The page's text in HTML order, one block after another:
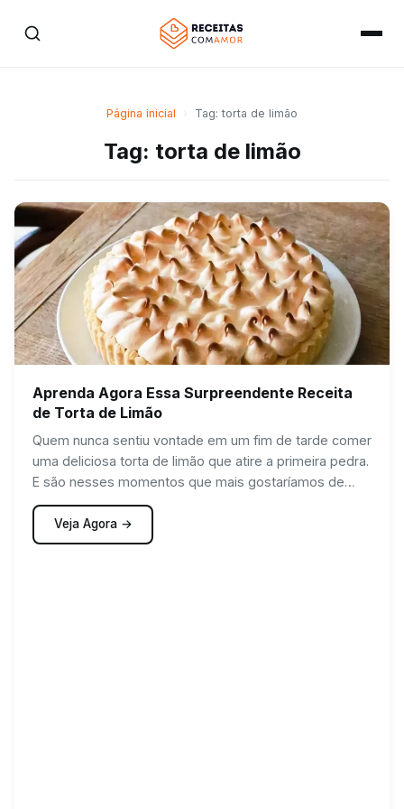
Página inicial Tag: torta de limão
Tag: torta de limão
Aprenda Agora Essa Surpreendente Receita
de Torta de Limão
Quem nunca sentiu vontade em um fim de tarde comer
uma deliciosa torta de limão que atire a primeira pedra.
E são nesses momentos que mais gostaríamos de
saber cozinhar e reproduzir uma torta digna de padaria
na cozinha da nossa casa.
Veja Agora →